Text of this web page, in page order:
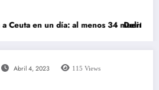
en un día: al menos 34 muertos en la
Delincuentes
Abril 4, 2023 115 Views